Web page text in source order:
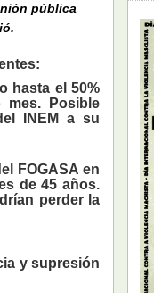
pública
hasta el 50%
Posible
INEM a su
FOGASA en
de 45 años.
perder la
y supresión